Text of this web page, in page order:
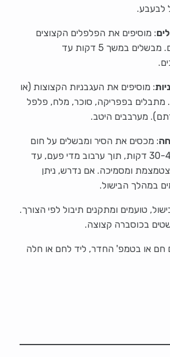
לבעבע.
: מוסיפים את הפלפלים הקצוצים
לסיר ומערבבים. מבשלים במשך 5 דקות עד
: מוסיפים את העגבניות הקצוצות (או
מתבלים בפפריקה, סוכר, מלח, פלפל
מערבבים היטב.
: מכסים את הסיר ומבשלים על חום
נמוך במשך 30-40 דקות, תוך ערבוב מדי פעם, עד
ומסמיכה. אם נדרש, ניתן
במהלך הבישול.
טועמים ומתקנים תיבול לפי הצורך.
בכוסברה קצוצה.
חם או בטמפ' החדר, ליד לחם או חלה